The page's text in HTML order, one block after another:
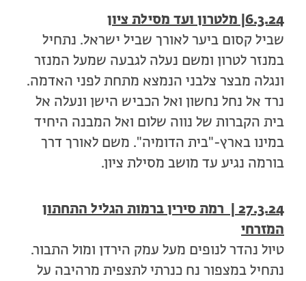
6.3.24| מלטרון ועד מסילת ציון
שביל קסום ביער לאורך שביל ישראל. נתחיל
במנזר לטרון ומשם נעלה לגבעה שמעל המנזר
ונגלה מבצר צלבני הנמצא מתחת לפני האדמה.
נרד אל נחל נחשון ואל הכביש הישן ונעלה אל
בית הקברות של נווה שלום ואל המבנה היחיד
במינו בארץ-"בית הדומיה". משם לאורך דרך
בורמה נגיע עד מושב מסילת ציון.
27.3.24 | רמת סירין ברמות הגליל התחתון
המזרחי
טיול נהדר לנופים מעל עמק הירדן ומול התבור.
נתחיל במצפור נח כנרתי לתצפית מרהיבה על